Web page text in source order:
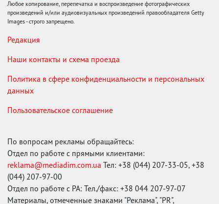
Любое копирование, перепечатка и воспроизведение фотографических
произведений и/или аудиовизуальных произведений правообладателя Getty
Images - строго запрещено.
Редакция
Наши контакты и схема проезда
Политика в сфере конфиденциальности и персональных
данных
Пользовательское соглашение
По вопросам рекламы обращайтесь:
Отдел по работе с прямыми клиентами:
reklama@mediadim.com.ua Тел: +38 (044) 207-33-05, +38
(044) 207-97-00
Отдел по работе с РА: Тел./факс: +38 044 207-97-07
Материалы, отмеченные знаками "Реклама", "PR",